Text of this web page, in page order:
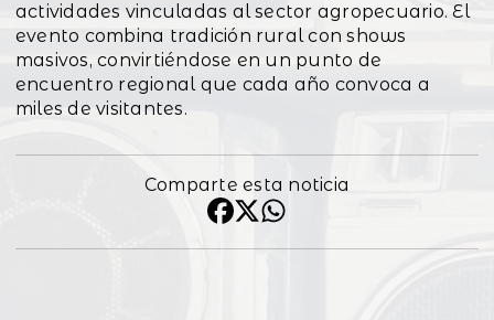
actividades vinculadas al sector agropecuario. El
evento combina tradición rural con shows
masivos, convirtiéndose en un punto de
encuentro regional que cada año convoca a
miles de visitantes.
Comparte esta noticia